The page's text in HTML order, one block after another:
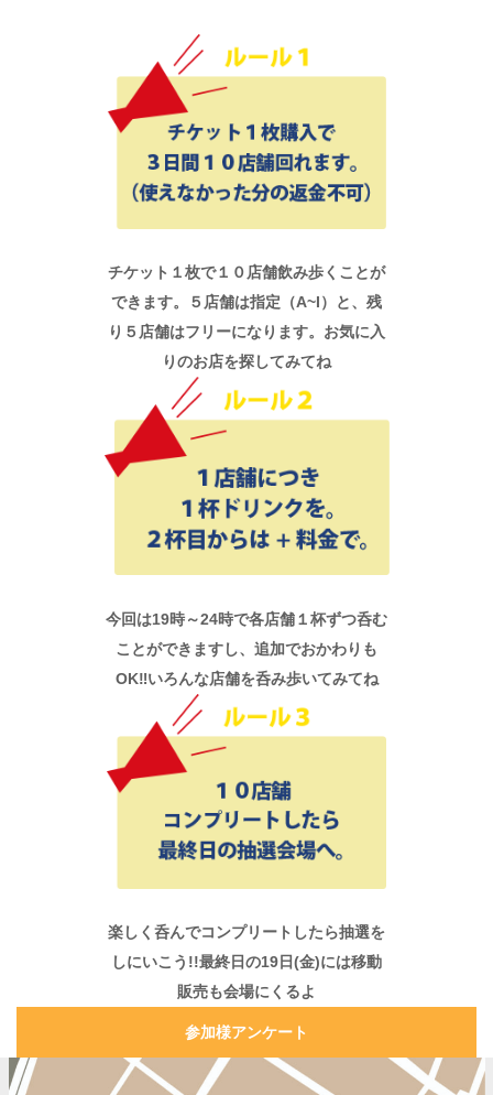
チケット１枚で１０店舗飲み歩くことが
できます。５店舗は指定（A~I）と、残
り５店舗はフリーになります。お気に入
りのお店を探してみてね
今回は19時～24時で各店舗１杯ずつ呑む
ことができますし、追加でおかわりも
OK‼いろんな店舗を呑み歩いてみてね
楽しく呑んでコンプリートしたら抽選を
しにいこう!!最終日の19日(金)には移動
販売も会場にくるよ
参加様アンケート